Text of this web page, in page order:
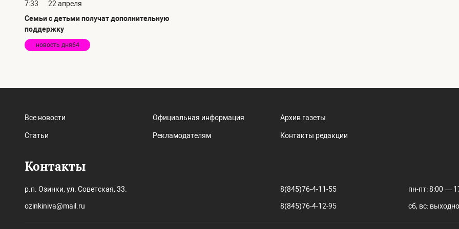
7:33
22 апреля
Семьи с детьми получат дополнительную
поддержку
новость дня64
Все новости
Статьи
Официальная информация
Рекламодателям
Архив газеты
Контакты редакции
Контакты
р.п. Озинки, ул. Советская, 33.
ozinkiniva@mail.ru
8(845)76-4-11-55
8(845)76-4-12-95
пн-пт: 8:00 —
сб, вс: